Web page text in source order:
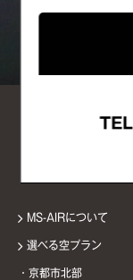
MS-AIRについて
選べる空プラン
・京都市北部